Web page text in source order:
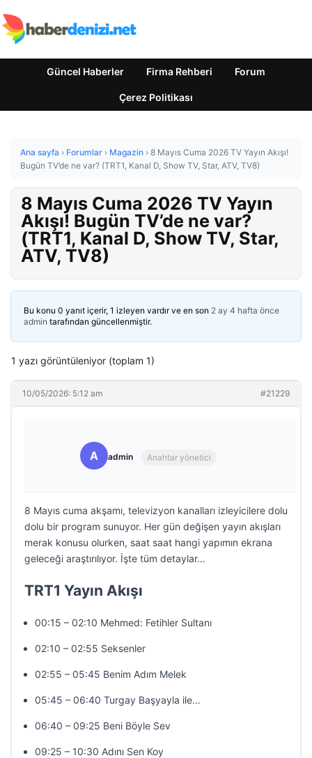
Güncel Haberler Firma Rehberi Forum
Çerez Politikası
Ana sayfa › Forumlar › Magazin › 8 Mayıs Cuma 2026 TV Yayın Akışı!
Bugün TV’de ne var? (TRT1, Kanal D, Show TV, Star, ATV, TV8)
8 Mayıs Cuma 2026 TV Yayın
Akışı! Bugün TV’de ne var?
(TRT1, Kanal D, Show TV, Star,
ATV, TV8)
Bu konu 0 yanıt içerir, 1 izleyen vardır ve en son 2 ay 4 hafta önce
admin tarafından güncellenmiştir.
1 yazı görüntüleniyor (toplam 1)
10/05/2026: 5:12 am #21229
A admin Anahtar yönetici
8 Mayıs cuma akşamı, televizyon kanalları izleyicilere dolu
dolu bir program sunuyor. Her gün değişen yayın akışları
merak konusu olurken, saat saat hangi yapımın ekrana
geleceği araştırılıyor. İşte tüm detaylar…
TRT1 Yayın Akışı
00:15 – 02:10 Mehmed: Fetihler Sultanı
02:10 – 02:55 Seksenler
02:55 – 05:45 Benim Adım Melek
05:45 – 06:40 Turgay Başyayla ile…
06:40 – 09:25 Beni Böyle Sev
09:25 – 10:30 Adını Sen Koy